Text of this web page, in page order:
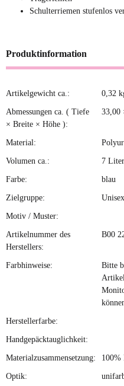
Schulterriemen stufenlos
Produktinformation
Produkteigenschaft
Wert
Artikelgewicht ca.: 0,32
Abmessungen ca. ( Tiefe
× Breite × Höhe ):
33,00
Material:
Volumen ca.: 7 Liter
Farbe: blau
Zielgruppe: Unisex
Motiv / Muster:
Artikelnummer des
Herstellers:
B00
Farbhinweise:
Bitte
Herstellerfarbe:
Handgepäcktauglichkeit:
Materialzusammensetzung: 100%
Optik: